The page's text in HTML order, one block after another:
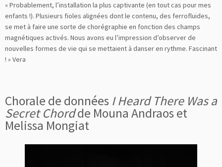
« Probablement, l’installation la plus captivante (en tout cas pour mes
enfants !). Plusieurs fioles alignées dont le contenu, des ferrofluides,
se met à faire une sorte de chorégraphie en fonction des champs
magnétiques activés. Nous avons eu l’impression d’observer de
nouvelles formes de vie qui se mettaient à danser en rythme. Fascinant
! » Vera
Chorale de données I Heard There Was a
Secret Chordde Mouna Andraos et
Melissa Mongiat